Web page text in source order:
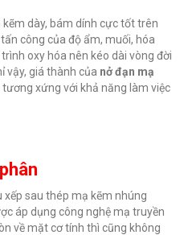
dày, bám dính cực tốt trên
công của độ ẩm, muối, hóa
oxy hóa nên kéo dài vòng đời
vậy, giá thành của nở đạn mạ
xứng với khả năng làm việc
xếp sau thép mạ kẽm nhúng
áp dụng công nghệ mạ truyền
về mặt cơ tính thì cũng không